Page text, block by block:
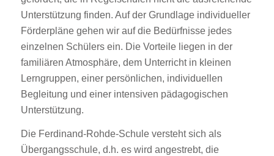
Unterstützung finden. Auf der Grundlage individueller
Förderpläne gehen wir auf die Bedürfnisse jedes
einzelnen Schülers ein. Die Vorteile liegen in der
familiären Atmosphäre, dem Unterricht in kleinen
Lerngruppen, einer persönlichen, individuellen
Begleitung und einer intensiven pädagogischen
Unterstützung.
Die Ferdinand-Rohde-Schule versteht sich als
Übergangsschule, d.h. es wird angestrebt, die